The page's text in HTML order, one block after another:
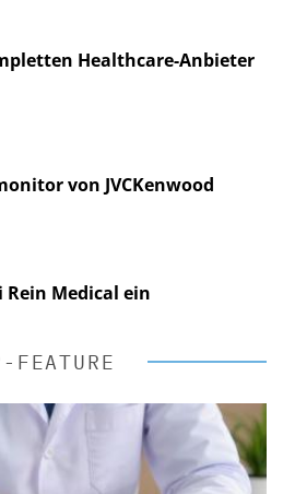
Healthcare-Anbieter
von JVCKenwood
Rein Medical ein
FEATURE